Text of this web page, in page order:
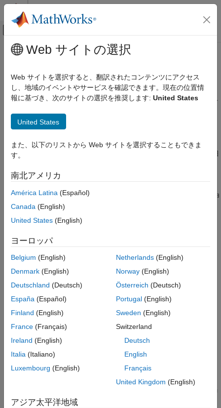
コンテンツへスキップ
オフキャンバス ナビゲーション メ
ドキュメンテーションのホーム
GPU Coder
カーネルの作成
GPU Coder
GPU Coder 入門
項目一覧
ソーベル エッジ検出用の CUDA コードの生
メインコンテンツ
GPU Coder を使用した
デルからのコード生成
GPU Coder™ を使用すると、MATLAB Functionブロックを含む
ます。生成されたコードと実行可能ファイルを使用して、
®
ます。コード生成レポートとトレーサビリティによって、生成さ
れたコードを表示して解析できます。コード生成レポートの詳細
ださい。
生成コード内に CUDA カーネルを作成するには、アプリケーショ
ンの計算量の多い部分に
®
関数を解析し、計算を GPU のカーネルにマッピン
グしようと試みます。
CUDA コードを生成するには、次のようにします。
モデルを作成するか開きます。計算量の多いアプリケーショ
ン部分をMATLAB Functionブロックで設計してモデルを作
成します。
モデルのコンフィギュレーション パラメーター
と[タイプ] を、固定ステップ ソルバーを使用するように設
定します。
Windows
オペレーティング システムのハー
ドウェア実装パラメーターを設定します。
コードの生成]パラメーターを有効にします。
Web サイトの選択
Web サイトを選択すると、翻訳されたコンテンツにアクセス
し、地域のイベントやサービスを確認できます。現在の位置情
報に基づき、次のサイトの選択を推奨します: United States
United States
また、以下のリストから Web サイトを選択することもできま
す。
南北アメリカ
América Latina (Español)
Canada (English)
United States (English)
ヨーロッパ
Belgium (English)
Denmark (English)
Deutschland (Deutsch)
España (Español)
Finland (English)
France (Français)
Ireland (English)
Italia (Italiano)
Luxembourg (English)
Netherlands(English)
Norway(English)
Österreich (Deutsch)
Portugal(English)
Sweden (English)
Switzerland
Deutsch
English
Français
United Kingdom (English)
アジア太平洋地域